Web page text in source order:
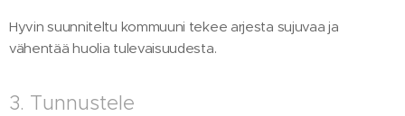
Hyvin suunniteltu kommuuni tekee arjesta sujuvaa ja
vähentää huolia tulevaisuudesta.
3. Tunnustele